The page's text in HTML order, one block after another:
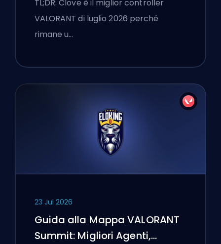
TL;DR: Clove è il miglior controller
VALORANT di luglio 2026 perché
rimane u…
23 Jul 2026
Guida alla Mappa VALORANT
Summit: Migliori Agenti,